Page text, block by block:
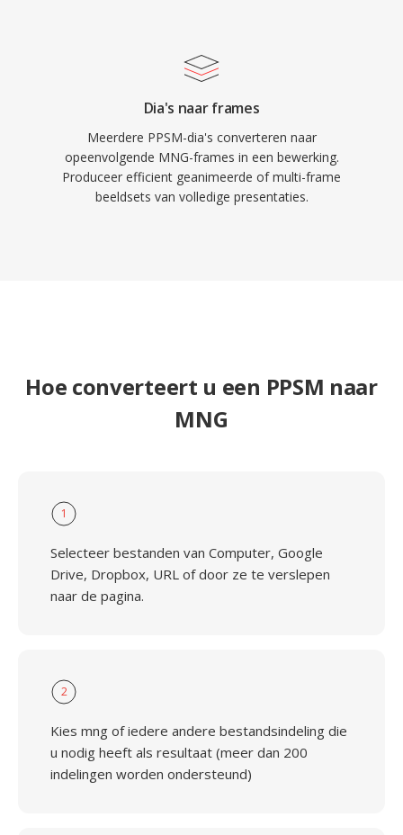
Dia's naar frames
Meerdere PPSM-dia's converteren naar
opeenvolgende MNG-frames in een bewerking.
Produceer efficient geanimeerde of multi-frame
beeldsets van volledige presentaties.
Hoe converteert u een PPSM naar
MNG
1
Selecteer bestanden van Computer, Google
Drive, Dropbox, URL of door ze te verslepen
naar de pagina.
2
Kies mng of iedere andere bestandsindeling die
u nodig heeft als resultaat (meer dan 200
indelingen worden ondersteund)